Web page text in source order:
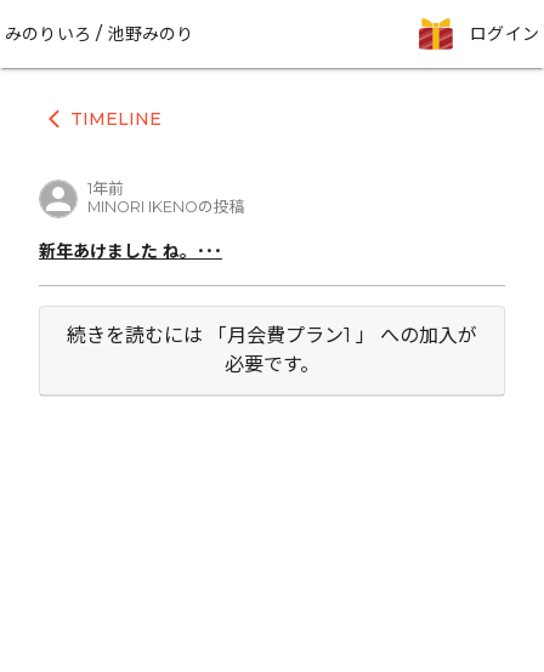
みのりいろ / 池野みのり ログイン
arrow_back_ios TIMELINE
1年前
MINORI IKENOの投稿
新年あけました ね。･･･
続きを読むには 「月会費プラン1 」 への加入が
必要です。